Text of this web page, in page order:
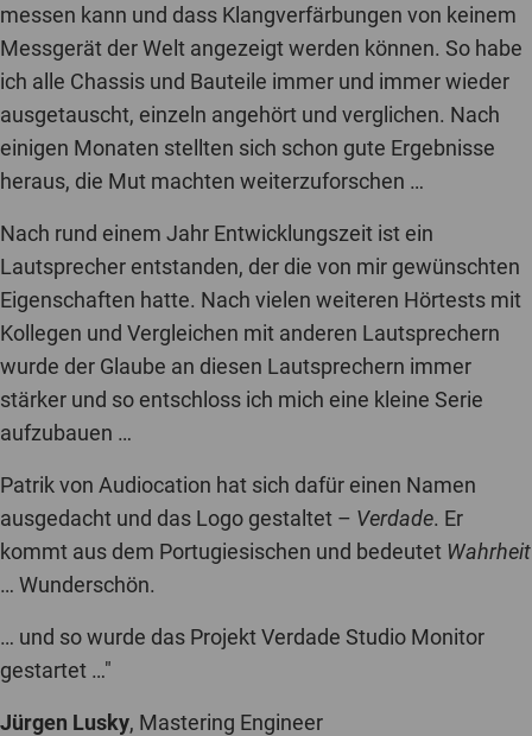
messen kann und dass Klangverfärbungen von keinem
Messgerät der Welt angezeigt werden können. So habe
ich alle Chassis und Bauteile immer und immer wieder
ausgetauscht, einzeln angehört und verglichen. Nach
einigen Monaten stellten sich schon gute Ergebnisse
heraus, die Mut machten weiterzuforschen …
Nach rund einem Jahr Entwicklungszeit ist ein
Lautsprecher entstanden, der die von mir gewünschten
Eigenschaften hatte. Nach vielen weiteren Hörtests mit
Kollegen und Vergleichen mit anderen Lautsprechern
wurde der Glaube an diesen Lautsprechern immer
stärker und so entschloss ich mich eine kleine Serie
aufzubauen …
Patrik von Audiocation hat sich dafür einen Namen
ausgedacht und das Logo gestaltet – Verdade. Er
kommt aus dem Portugiesischen und bedeutet Wahrheit
… Wunderschön.
… und so wurde das Projekt Verdade Studio Monitor
gestartet …"
Jürgen Lusky, Mastering Engineer